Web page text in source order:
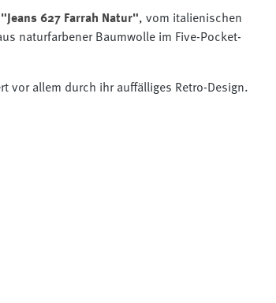
"Jeans 627 Farrah Natur", vom italienischen
naturfarbener Baumwolle im Five-Pocket-
vor allem durch ihr auffälliges Retro-Design.